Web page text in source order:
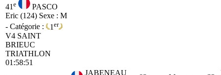
41 e
PASCO
Eric (124) Sexe : M
- Catégorie :
1 er
V4 SAINT
BRIEUC
TRIATHLON
01:58:51
JABENEAU